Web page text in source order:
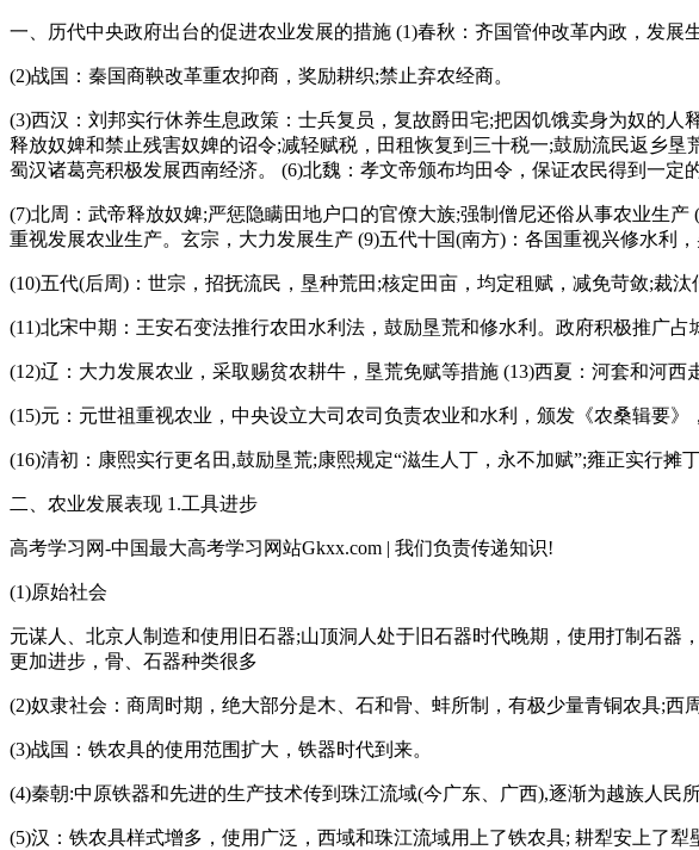
一、历代中央政府出台的促进农业发展的措施 (1)春秋：齐国管仲改革内政，发展生
(2)战国：秦国商鞅改革重农抑商，奖励耕织;禁止弃农经商。
(3)西汉：刘邦实行休养生息政策：士兵复员，复故爵田宅;把因饥饿卖身为奴的
释放奴婢和禁止残害奴婢的诏令;减轻赋税，田租恢复到三十税一;鼓励流民返乡
蜀汉诸葛亮积极发展西南经济。 (6)北魏：孝文帝颁布均田令，保证农民得到一定
(7)北周：武帝释放奴婢;严惩隐瞒田地户口的官僚大族;强制僧尼还俗从事农业生
重视发展农业生产。玄宗，大力发展生产 (9)五代十国(南方)：各国重视兴修水利
(10)五代(后周)：世宗，招抚流民，垦种荒田;核定田亩，均定租赋，减免苛敛;裁
(11)北宋中期：王安石变法推行农田水利法，鼓励垦荒和修水利。政府积极推广占
(12)辽：大力发展农业，采取赐贫农耕牛，垦荒免赋等措施 (13)西夏：河套和河
(15)元：元世祖重视农业，中央设立大司农司负责农业和水利，颁发《农桑辑要》
(16)清初：康熙实行更名田,鼓励垦荒;康熙规定“滋生人丁，永不加赋”;雍正实行摊
二、农业发展表现 1.工具进步
高考学习网-中国最大高考学习网站Gkxx.com | 我们负责传递知识!
(1)原始社会
元谋人、北京人制造和使用旧石器;山顶洞人处于旧石器时代晚期，使用打制石
更加进步，骨、石器种类很多
(2)奴隶社会：商周时期，绝大部分是木、石和骨、蚌所制，有极少量青铜农具;西
(3)战国：铁农具的使用范围扩大，铁器时代到来。
(4)秦朝:中原铁器和先进的生产技术传到珠江流域(今广东、广西),逐渐为越族人民所
(5)汉：铁农具样式增多，使用广泛，西域和珠江流域用上了铁农具; 耕犁安上了